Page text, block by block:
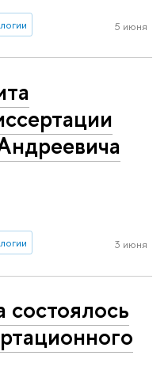
5 июня
3 июня
состоялось